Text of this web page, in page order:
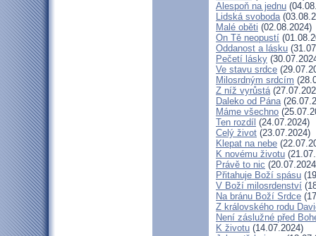
Alespoň na jednu
Lidská svoboda
Malé oběti (02.08.2024)
On Tě neopustí
Oddanost a lásku
Pečetí lásky
Ve stavu srdce
Milosrdným srdcím
Z níž vyrůstá
Daleko od Pána
Máme všechno
Ten rozdíl (24.07.2024)
Celý život (23.07.2024)
Klepat na nebe
K novému životu
Právě to nic
Přitahuje Boží spásu
V Boží milosrdenství
Na bránu Boží Srdce
Z královského rodu
Není záslužné před
K životu (14.07.2024)